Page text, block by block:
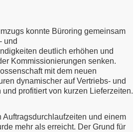
konnte Büroring gemeinsam
und
deutlich erhöhen und
Kommissionierungen senken.
mit dem neuen
dynamischer auf Vertriebs- und
profitiert von kurzen Lieferzeiten.
Auftragsdurchlaufzeiten und einem
mehr als erreicht. Der Grund für